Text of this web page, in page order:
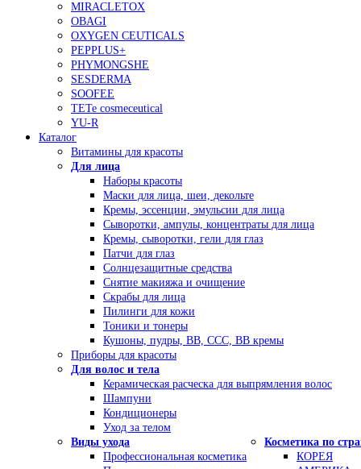
MIRACLETOX
OBAGI
OXYGEN CEUTICALS
PEPPLUS+
PHYMONGSHE
SESDERMA
SOOFEE
TETe cosmeceutical
YU-R
Каталог
Витамины для красоты
Для лица
Наборы красоты
Маски для лица, шеи, декольте
Кремы, эссенции, эмульсии для лица
Сыворотки, ампулы, концентраты для лица
Кремы, сыворотки, гели для глаз
Патчи для глаз
Солнцезащитные средства
Снятие макияжа и очищение
Скрабы для лица
Пилинги для кожи
Тоники и тонеры
Кушоны, пудры, ВВ, ССС, ВВ кремы
Приборы для красоты
Для волос и тела
Керамическая расческа для выпрямления волос
Шампуни
Кондиционеры
Уход за телом
Виды ухода
Профессиональная косметика
Косметика по
КОРЕЯ